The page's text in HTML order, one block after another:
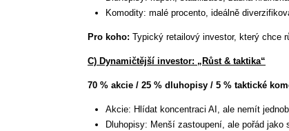
Komodity: malé procento, ideálně
Pro koho: Typický retailový investor, který chce
C) Dynamičtější investor: „Růst & taktika“
70 % akcie / 25 % dluhopisy / 5 % taktické
Akcie: Hlídat koncentraci AI, ale nemít
Dluhopisy: Menší zastoupení, ale pořád jako